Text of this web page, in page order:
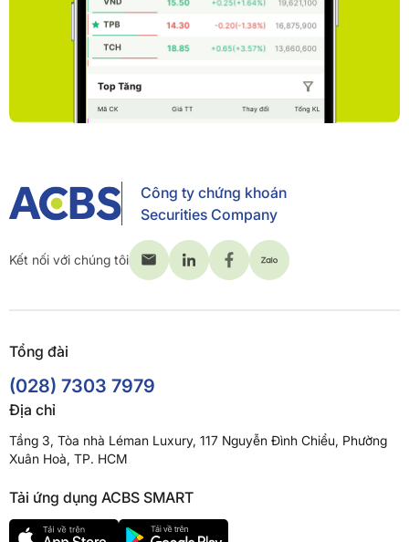
Công ty chứng khoán
Securities Company
Kết nối với chúng tôi
Tổng đài
(028) 7303 7979
Địa chỉ
Tầng 3, Tòa nhà Léman Luxury, 117 Nguyễn Đình Chiểu, Phường
Xuân Hoà, TP. HCM
Tải ứng dụng ACBS SMART